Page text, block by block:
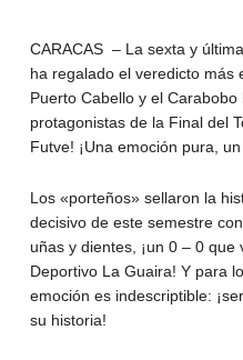
CARACAS – La sexta y
ha regalado el veredicto más
Puerto Cabello y el
protagonistas de la Final del
Futve! ¡Una emoción pura,
Los «porteños» sellaron la
decisivo de este semestre
uñas y dientes, ¡un 0 – 0
Deportivo La Guaira! Y para
emoción es indescriptible:
su historia!